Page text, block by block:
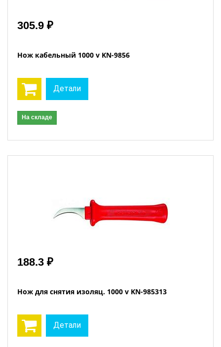
305.9 ₽
Нож кабельный 1000 v KN-9856
Детали
На складе
188.3 ₽
Нож для снятия изоляц. 1000 v KN-985313
Детали